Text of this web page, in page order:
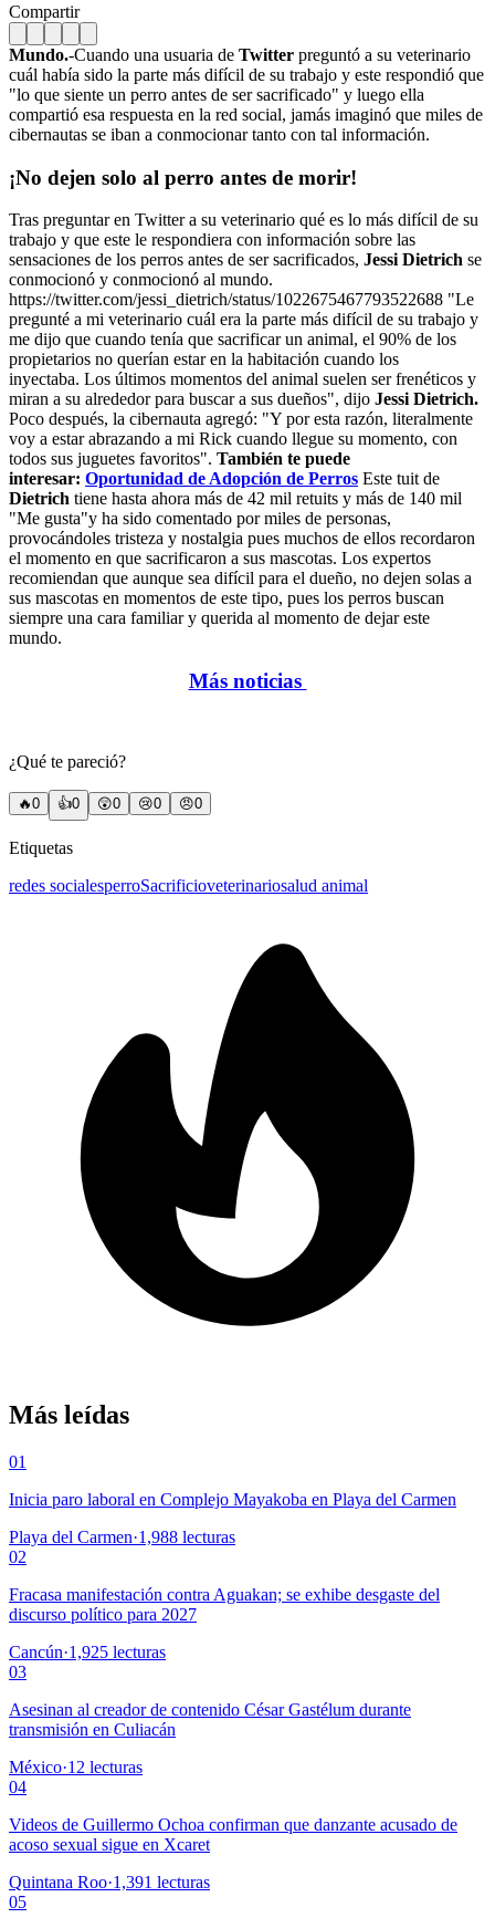
Compartir
Mundo.-Cuando una usuaria de Twitter preguntó a su veterinario
cuál había sido la parte más difícil de su trabajo y este respondió que
"lo que siente un perro antes de ser sacrificado" y luego ella
compartió esa respuesta en la red social, jamás imaginó que miles de
cibernautas se iban a conmocionar tanto con tal información.
¡No dejen solo al perro antes de morir!
Tras preguntar en Twitter a su veterinario qué es lo más difícil de su
trabajo y que este le respondiera con información sobre las
sensaciones de los perros antes de ser sacrificados, Jessi Dietrich se
conmocionó y conmocionó al mundo.
https://twitter.com/jessi_dietrich/status/1022675467793522688 "Le
pregunté a mi veterinario cuál era la parte más difícil de su trabajo y
me dijo que cuando tenía que sacrificar un animal, el 90% de los
propietarios no querían estar en la habitación cuando los
inyectaba. Los últimos momentos del animal suelen ser frenéticos y
miran a su alrededor para buscar a sus dueños", dijo Jessi Dietrich.
Poco después, la cibernauta agregó: "Y por esta razón, literalmente
voy a estar abrazando a mi Rick cuando llegue su momento, con
todos sus juguetes favoritos". También te puede
interesar: Oportunidad de Adopción de Perros Este tuit de
Dietrich tiene hasta ahora más de 42 mil retuits y más de 140 mil
"Me gusta"y ha sido comentado por miles de personas,
provocándoles tristeza y nostalgia pues muchos de ellos recordaron
el momento en que sacrificaron a sus mascotas. Los expertos
recomiendan que aunque sea difícil para el dueño, no dejen solas a
sus mascotas en momentos de este tipo, pues los perros buscan
siempre una cara familiar y querida al momento de dejar este
mundo.
Más noticias
¿Qué te pareció?
🔥0 👍0 😲0 😢0 😠0
Etiquetas
redes socialesperroSacrificioveterinariosalud animal
Más leídas
01
Inicia paro laboral en Complejo Mayakoba en Playa del Carmen
Playa del Carmen·1,988 lecturas
02
Fracasa manifestación contra Aguakan; se exhibe desgaste del
discurso político para 2027
Cancún·1,925 lecturas
03
Asesinan al creador de contenido César Gastélum durante
transmisión en Culiacán
México·12 lecturas
04
Videos de Guillermo Ochoa confirman que danzante acusado de
acoso sexual sigue en Xcaret
Quintana Roo·1,391 lecturas
05